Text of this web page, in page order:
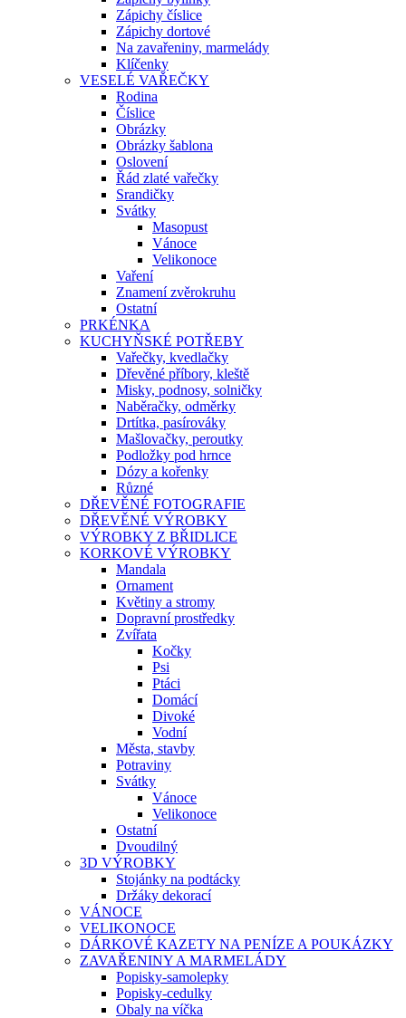
Zápichy číslice
Zápichy dortové
Na zavařeniny, marmelády
Klíčenky
VESELÉ VAŘEČKY
Rodina
Číslice
Obrázky
Obrázky šablona
Oslovení
Řád zlaté vařečky
Srandičky
Svátky
Masopust
Vánoce
Velikonoce
Vaření
Znamení zvěrokruhu
Ostatní
PRKÉNKA
KUCHYŇSKÉ POTŘEBY
Vařečky, kvedlačky
Dřevěné příbory, kleště
Misky, podnosy, solničky
Naběračky, odměrky
Drtítka, pasírováky
Mašlovačky, peroutky
Podložky pod hrnce
Dózy a kořenky
Různé
DŘEVĚNÉ FOTOGRAFIE
DŘEVĚNÉ VÝROBKY
VÝROBKY Z BŘIDLICE
KORKOVÉ VÝROBKY
Mandala
Ornament
Květiny a stromy
Dopravní prostředky
Zvířata
Kočky
Psi
Ptáci
Domácí
Divoké
Vodní
Města, stavby
Potraviny
Svátky
Vánoce
Velikonoce
Ostatní
Dvoudilný
3D VÝROBKY
Stojánky na podtácky
Držáky dekorací
VÁNOCE
VELIKONOCE
DÁRKOVÉ KAZETY NA PENÍZE A POUKÁZKY
ZAVAŘENINY A MARMELÁDY
Popisky-samolepky
Popisky-cedulky
Obaly na víčka